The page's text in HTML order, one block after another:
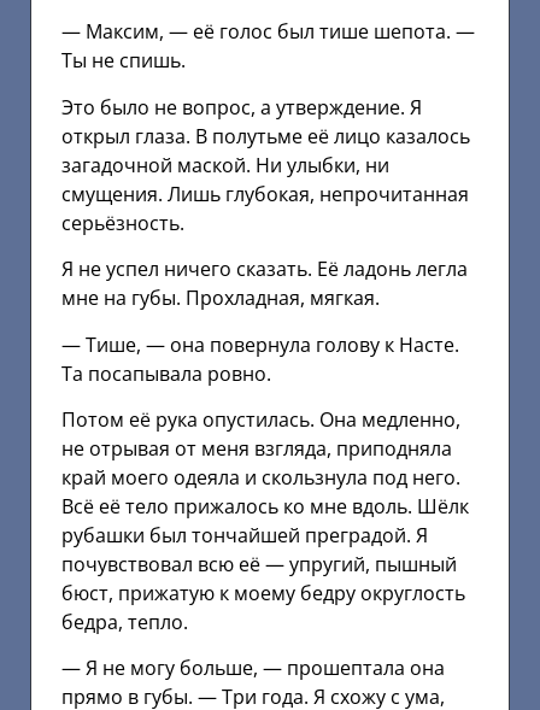
— Максим, — её голос был тише шепота. —
Ты не спишь.
Это было не вопрос, а утверждение. Я
открыл глаза. В полутьме её лицо казалось
загадочной маской. Ни улыбки, ни
смущения. Лишь глубокая, непрочитанная
серьёзность.
Я не успел ничего сказать. Её ладонь легла
мне на губы. Прохладная, мягкая.
— Тише, — она повернула голову к Насте.
Та посапывала ровно.
Потом её рука опустилась. Она медленно,
не отрывая от меня взгляда, приподняла
край моего одеяла и скользнула под него.
Всё её тело прижалось ко мне вдоль. Шёлк
рубашки был тончайшей преградой. Я
почувствовал всю её — упругий, пышный
бюст, прижатую к моему бедру округлость
бедра, тепло.
— Я не могу больше, — прошептала она
прямо в губы. — Три года. Я схожу с ума,